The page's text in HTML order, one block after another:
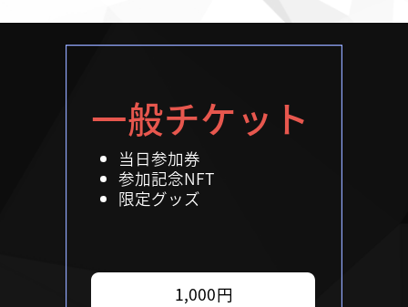
一般チケット
当日参加券
参加記念NFT
限定グッズ
1,000円